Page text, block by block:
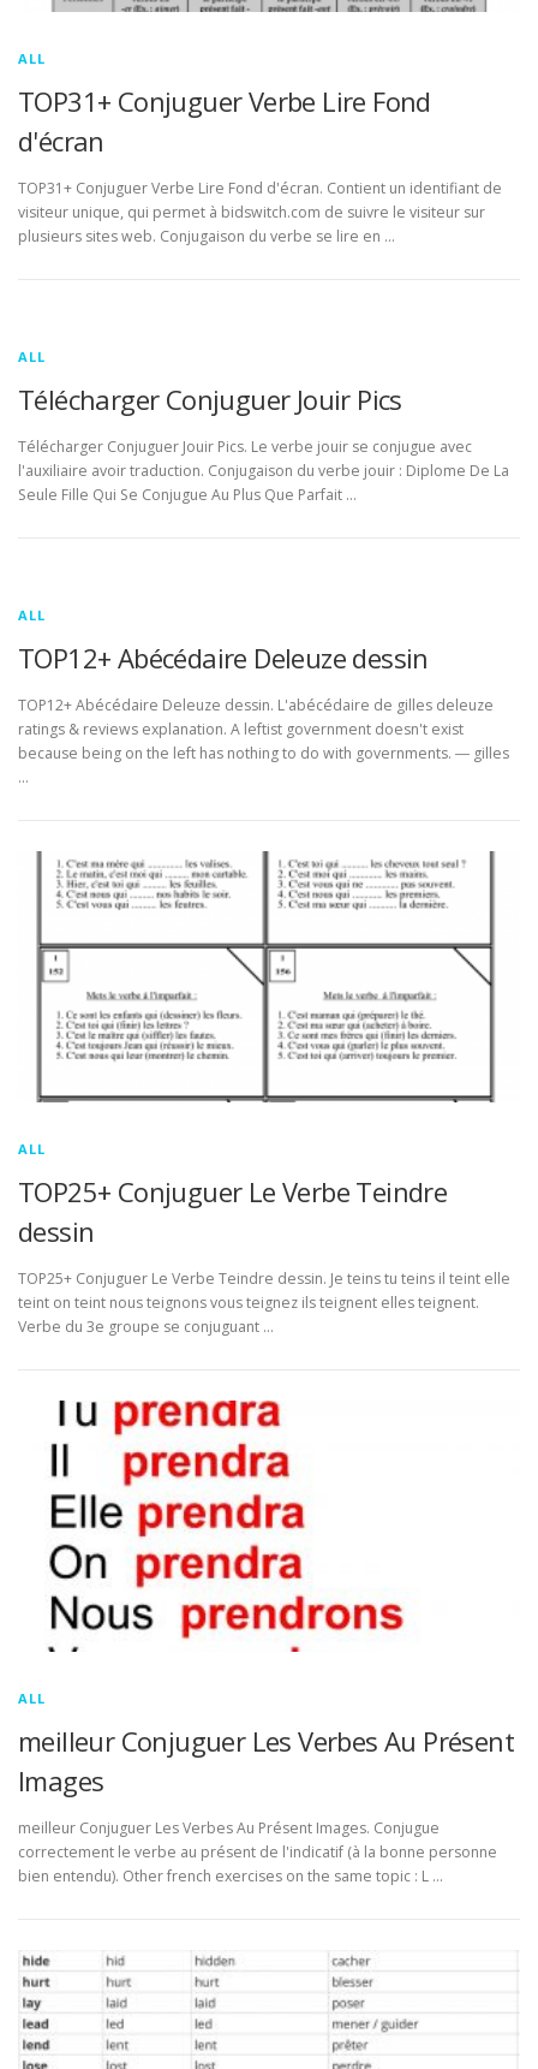
ALL
TOP31+ Conjuguer Verbe Lire Fond
d'écran
TOP31+ Conjuguer Verbe Lire Fond d'écran. Contient un identifiant de
visiteur unique, qui permet à bidswitch.com de suivre le visiteur sur
plusieurs sites web. Conjugaison du verbe se lire en …
ALL
Télécharger Conjuguer Jouir Pics
Télécharger Conjuguer Jouir Pics. Le verbe jouir se conjugue avec
l'auxiliaire avoir traduction. Conjugaison du verbe jouir : Diplome De La
Seule Fille Qui Se Conjugue Au Plus Que Parfait …
ALL
TOP12+ Abécédaire Deleuze dessin
TOP12+ Abécédaire Deleuze dessin. L'abécédaire de gilles deleuze
ratings & reviews explanation. A leftist government doesn't exist
because being on the left has nothing to do with governments. ― gilles
…
ALL
TOP25+ Conjuguer Le Verbe Teindre
dessin
TOP25+ Conjuguer Le Verbe Teindre dessin. Je teins tu teins il teint elle
teint on teint nous teignons vous teignez ils teignent elles teignent.
Verbe du 3e groupe se conjuguant …
ALL
meilleur Conjuguer Les Verbes Au Présent
Images
meilleur Conjuguer Les Verbes Au Présent Images. Conjugue
correctement le verbe au présent de l'indicatif (à la bonne personne
bien entendu). Other french exercises on the same topic : L …